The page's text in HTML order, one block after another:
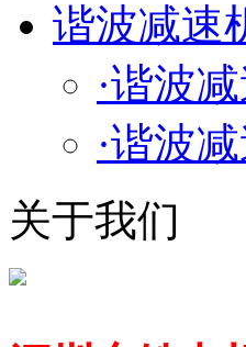
谐波减速
·谐波
·谐波
关于我们